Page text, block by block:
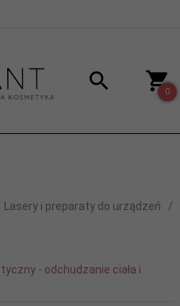
0
Lasery i preparaty do urządzeń
- odchudzanie ciała i